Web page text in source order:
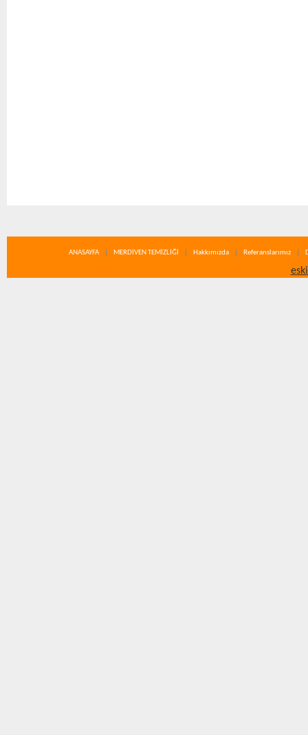
ANASAYFA MERDİVEN TEMİZLİĞİ Hakkımızda Referanslarımız